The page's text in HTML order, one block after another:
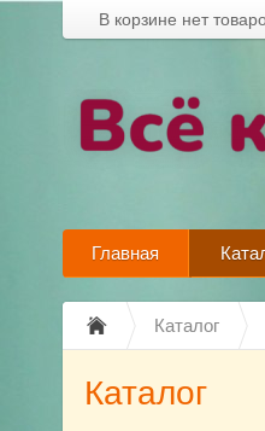
В корзине нет
Главная
Каталог
Каталог